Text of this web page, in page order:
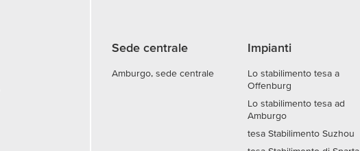
Sede centrale
Amburgo, sede centrale
Impianti
Lo stabilimento tesa a
Offenburg
Lo stabilimento tesa ad
Amburgo
tesa Stabilimento Suzhou